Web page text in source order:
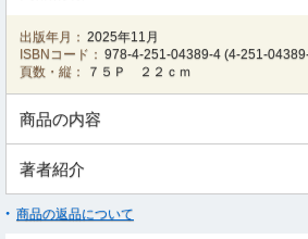
出版年月： 2025年11月
ISBNコード： 978-4-251-04389-4 (4-251-
頁数・縦：
７５Ｐ ２２ｃｍ
商品の内容
著者紹介
商品の返品について